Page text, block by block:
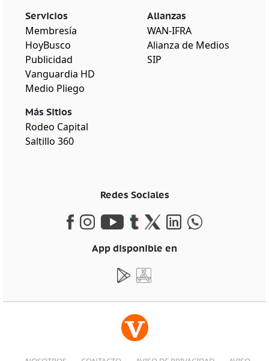
Servicios
Membresía
HoyBusco
Publicidad
Vanguardia HD
Medio Pliego
Más Sitios
Rodeo Capital
Saltillo 360
Alianzas
WAN-IFRA
Alianza de Medios
SIP
Redes Sociales
App disponible en